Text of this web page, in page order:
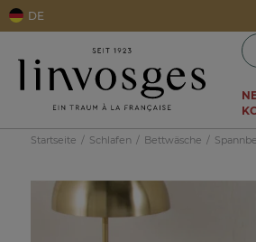
DE
Startseite Schlafen Bettwäsche